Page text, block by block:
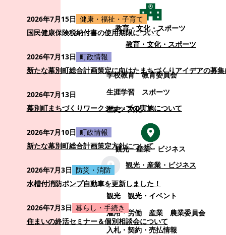
教育・文化・スポーツ
教育・文化・スポーツ
学校教育
教育委員会
生涯学習
スポーツ
歴史・文化
観光・産業・ビジネス
観光・産業・ビジネス
観光
観光・イベント
雇用・労働
産業
農業委員会
入札・契約・売払情報
2026年7月15日 健康・福祉・子育て
国民健康保険税納付書の使用期限について
2026年7月13日 町政情報
新たな幕別町総合計画策定に向けたまちづくりアイデアの募
2026年7月13日
幕別町まちづくりワークショップの実施について
2026年7月10日 町政情報
新たな幕別町総合計画策定方針について
2026年7月3日 防災・消防
水槽付消防ポンプ自動車を更新しました！
2026年7月3日 暮らし・手続き
住まいの終活セミナー＆個別相談会について